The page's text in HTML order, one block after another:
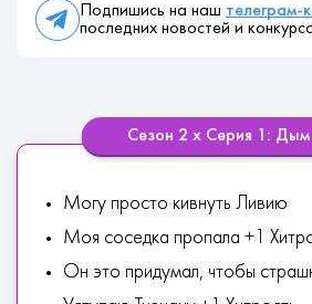
Подпишись на наш телеграм-
последних новостей и
Сезон 2 х Серия 1: Дым
Могу просто кивнуть Ливию
Моя соседка пропала +1
Он это придумал, чтобы